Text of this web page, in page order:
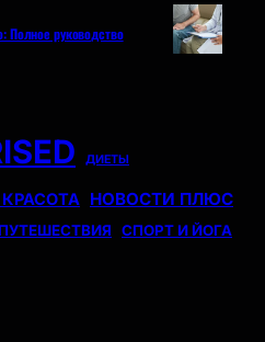
Полное руководство
ДИЕТЫ
НОВОСТИ ПЛЮС
СПОРТ И ЙОГА